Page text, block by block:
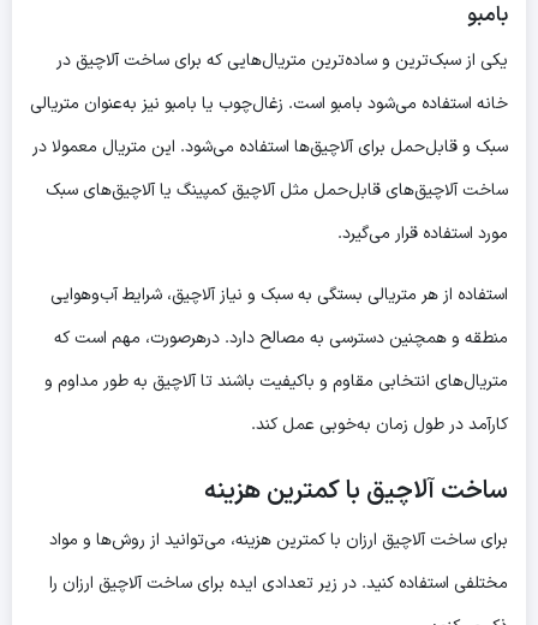
بامبو
یکی از سبک‌ترین و ساده‌ترین متریال‌هایی که برای ساخت آلاچیق در
خانه استفاده می‌شود بامبو است. زغال‌چوب یا بامبو نیز به‌عنوان متریالی
سبک و قابل‌حمل برای آلاچیق‌ها استفاده می‌شود. این متریال معمولا در
ساخت آلاچیق‌های قابل‌حمل مثل آلاچیق کمپینگ یا آلاچیق‌های سبک
مورد استفاده قرار می‌گیرد.
استفاده از هر متریالی بستگی به سبک و نیاز آلاچیق، شرایط آب‌وهوایی
منطقه و همچنین دسترسی به مصالح دارد. درهرصورت، مهم است که
متریال‌های انتخابی مقاوم و باکیفیت باشند تا آلاچیق به طور مداوم و
کارآمد در طول زمان به‌خوبی عمل کند.
ساخت آلاچیق با کمترین هزینه
برای ساخت آلاچیق ارزان با کمترین هزینه، می‌توانید از روش‌ها و مواد
مختلفی استفاده کنید. در زیر تعدادی ایده برای ساخت آلاچیق ارزان را